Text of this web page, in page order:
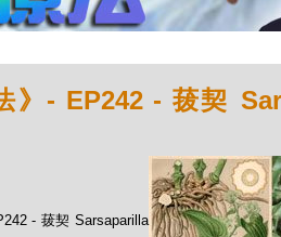
》- EP242 - 菝契
- 菝契 Sarsaparilla